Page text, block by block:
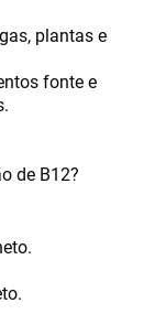
plantas e
fonte e
de B12?